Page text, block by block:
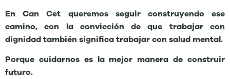
En Can Cet queremos seguir construyendo ese
camino, con la convicción de que trabajar con
dignidad también significa trabajar con salud mental.
Porque cuidarnos es la mejor manera de construir
futuro.